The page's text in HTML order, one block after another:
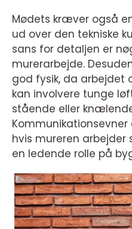
Mødets kræver også
ud over den tekniske
sans for detaljen er
murerarbejde.
god fysik, da arbejdet
kan involvere tunge
stående eller
hvis mureren
en ledende rolle på